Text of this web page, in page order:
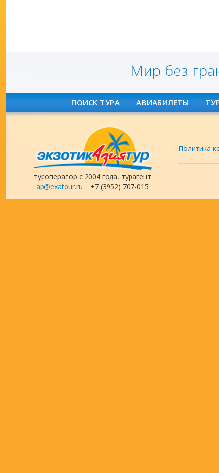
Мир без
ПОИСК ТУРА АВИАБИЛЕТЫ
туроператор с 2004 года, турагент
ap@exatour.ru +7 (3952) 707-015
Политика